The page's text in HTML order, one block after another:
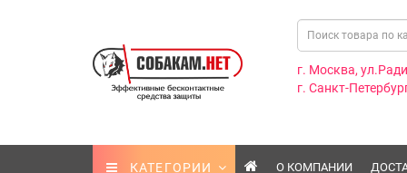
г. Москва,
г. Санкт-
КАТЕГОРИИ О КОМПАНИИ